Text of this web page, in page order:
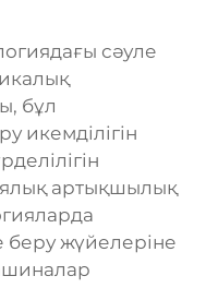
сәуле
бұл
икемділігін
артықшылық
беру жүйелеріне